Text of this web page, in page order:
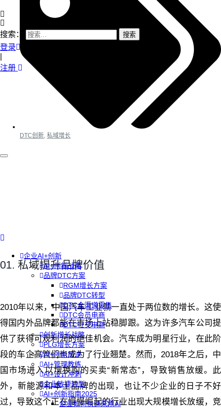
搜索：
登录
注册
企业AI+创新
AI+创新战略
品牌DTC方案
RGM增长方案
品牌DTC转型
DTC全渠道零售
DTC会员电商
DTC社交电商
创新增长战略
PLG增长方案
AI+创新加速
AI+管理教练
AI+设计冲刺
企业敏捷转型
AI+创新指南2025
企业如何快速采用AI
DTC创新 私域增长
01. 私域提升品牌价值
2010年以来，中国汽车工业就一直处于两位数的增长。这使
得国内外品牌都能在市场上站稳脚跟。这为许多汽车公司提
供了获得可观利润的绝佳机会。汽车成为明星行业，在此阶
段的车企高管们也成为了行业翘楚。然而，2018年之后，中
国市场进入以增换购的买卖“新常态”，导致销售放缓。此
外，新能源和本土品牌的出现，也让不少企业的日子不好
过，导致这个正在慢慢崛起的行业出现大规模增长放缓，竞